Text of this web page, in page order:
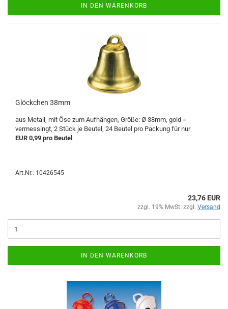
IN DEN WARENKORB
Glöckchen 38mm
aus Metall, mit Öse zum Aufhängen, Größe: Ø 38mm, gold =
vermessingt, 2 Stück je Beutel, 24 Beutel pro Packung für nur
EUR 0,99 pro Beutel
Art.Nr.: 10426545
23,76 EUR
zzgl. 19% MwSt. zzgl. Versand
IN DEN WARENKORB